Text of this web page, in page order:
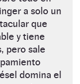
a solo un
que
y tiene
pero sale
domina el